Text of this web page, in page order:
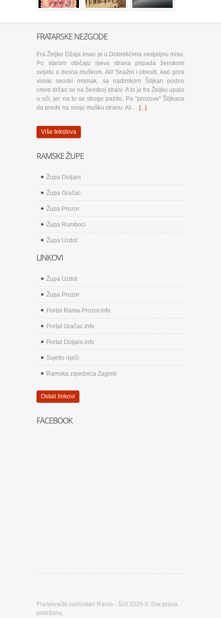
FRATARSKE NEZGODE
Fra Željko Džaja imao je u Dobretićima nedjeljnu misu.
Po starom običaju lijeva strana pripada ženskom
svijetu a desna muškom. Ali! Snažni i otresiti, kao gora
visoki seoski momak, sa nadimkom Šiljkan podno
crkve držao se na ženskoj strani. A to je fra Željku upalo
u oči, jer na to se strogo pazilo. Pa "prozove" Šiljkana
da pređe na svoju mušku stranu. Ali… [...]
Više tekstova
RAMSKE ŽUPE
Župa Doljani
Župa Gračac
Župa Prozor
Župa Rumboci
Župa Uzdol
LINKOVI
Župa Uzdol
Župa Prozor
Portal Rama-Prozor.info
Portal Gračac.info
Portal Doljani.info
Svjetlo riječi
Ramska zajednica Zagreb
Ostali linkovi
FACEBOOK
Franjevački samostan Rama - Šćit 2026 © Sva prava
pridržana.